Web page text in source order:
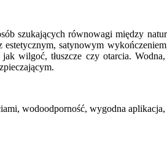
szukających równowagi między
satynowym
wilgoć, tłuszcze czy otarcia.
wodoodporność, wygodna aplikacja,